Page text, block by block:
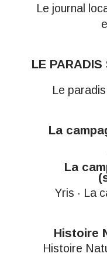
Le journal
LE PARADIS
Le
La
La
Yris · La
Histoire
Histoire